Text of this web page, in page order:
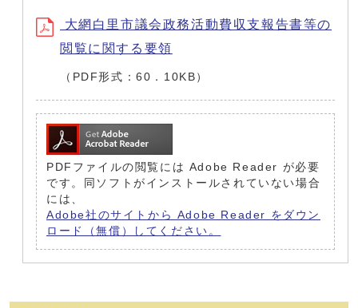
大網白里市議会政務活動費収支報告書等の
閲覧に関する要領
（PDF形式：60．10KB）
PDFファイルの閲覧には Adobe Reader が必要
です。同ソフトがインストールされていない場合
には、
Adobe社のサイトから Adobe Reader をダウン
ロード（無償）してください。